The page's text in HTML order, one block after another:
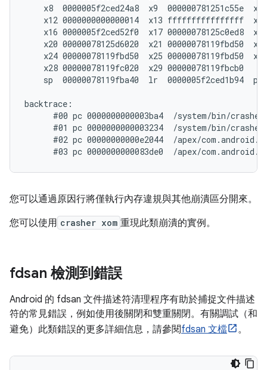
x8  0000005f2ced24a8  x9  000000781251c55e
x12 0000000000000014  x13 ffffffffffffffff
x16 0000005f2ced52f0  x17 00000078125c0ed8
x20 00000078125d6020  x21 00000078119fbd50
x24 00000078119fbd50  x25 00000078119fbd50
    x28 00000078119fc020  x29 00000078119fbcb0
sp  00000078119fba40  lr  0000005f2ced1b94  pc
backtrace:
#00 pc 0000000000003ba4  /system/bin/
#01 pc 0000000000003234  /system/bin/
#02 pc 00000000000e2044  /apex/
您可以通過原因行將僅執行內存違規與其他崩潰區分開來。
您可以使用 crasher xom 重現此類崩潰的實例。
fdsan 檢測到錯誤
Android 的 fdsan 文件描述符清理程序有助於捕捉文件描述
符的常見錯誤，例如使用後關閉和雙重關閉。有關調試（和
避免）此類錯誤的更多詳細信息，請參閱fdsan 文檔 。